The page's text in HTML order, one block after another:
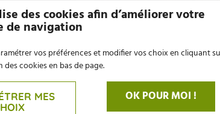
des cookies afin d’améliorer votre
de navigation
vos préférences et modifier vos choix en cliquant
des cookies en bas de page.
MES
OK POUR MOI !